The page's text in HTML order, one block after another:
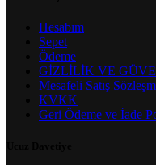
Hesabım
Sepet
Ödeme
GİZLİLİK VE
Mesafeli Satış
KVKK
Geri Ödeme ve İade